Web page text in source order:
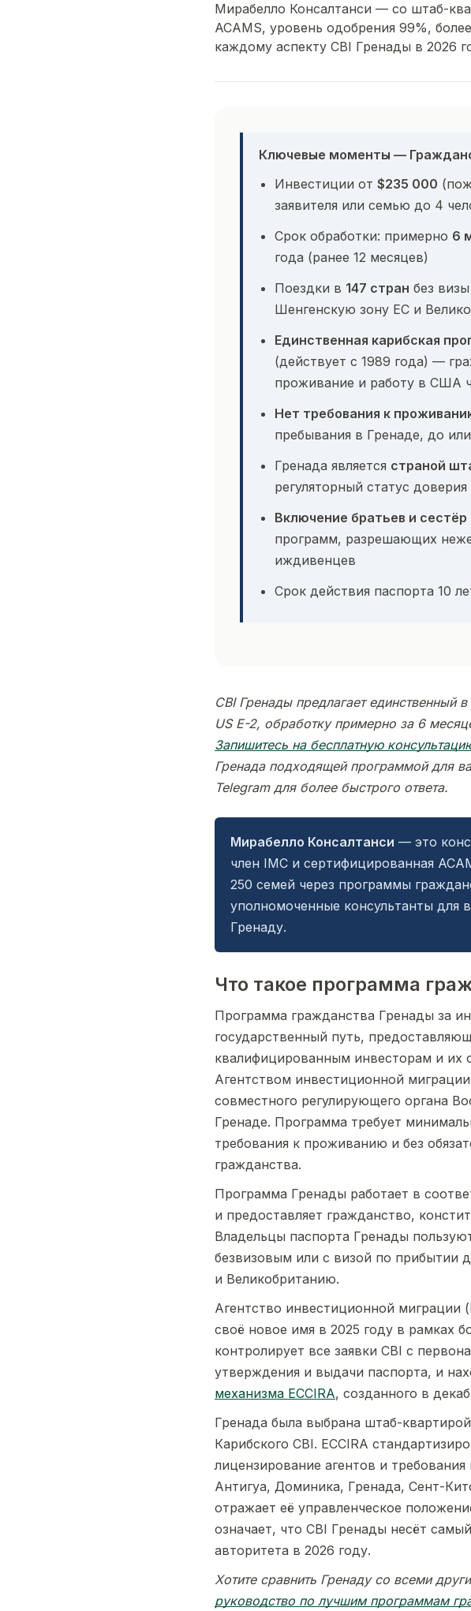
Мирабелло Консалтанси — со штаб-
ACAMS, уровень одобрения 99%,
каждому аспекту CBI Гренады в 2026
Ключевые моменты —
Инвестиции от $235 000
заявителя или семью до 4
Срок обработки: примерно 6
года (ранее 12 месяцев)
Поездки в 147 стран без
Шенгенскую зону ЕС и
Единственная карибская
(действует с 1989 года) —
проживание и работу в США
Нет требования к
пребывания в Гренаде, до
Гренада является страной
регуляторный статус
Включение братьев и сестёр
программ, разрешающих
иждивенцев
Срок действия паспорта 10
CBI Гренады предлагает единственный
US E-2, обработку примерно за 6
Запишитесь на бесплатную
Гренада подходящей программой для
Telegram для более быстрого ответа.
Мирабелло Консалтанси — это
член IMC и сертифицированная
250 семей через программы
уполномоченные консультанты для
Гренаду.
Что такое программа
Программа гражданства Гренады за
государственный путь,
квалифицированным инвесторам и их
Агентством инвестиционной
совместного регулирующего органа
Гренаде. Программа требует
требования к проживанию и без
гражданства.
Программа Гренады работает в
и предоставляет гражданство,
Владельцы паспорта Гренады
безвизовым или с визой по прибытии
и Великобританию.
Агентство инвестиционной
своё новое имя в 2025 году в рамках
контролирует все заявки CBI с
утверждения и выдачи паспорта, и
механизма ECCIRA, созданного в
Гренада была выбрана штаб-
Карибского CBI. ECCIRA
лицензирование агентов и
Антигуа, Доминика, Гренада, Сент-
отражает её управленческое
означает, что CBI Гренады несёт
авторитета в 2026 году.
Хотите сравнить Гренаду со всеми
руководство по лучшим программам